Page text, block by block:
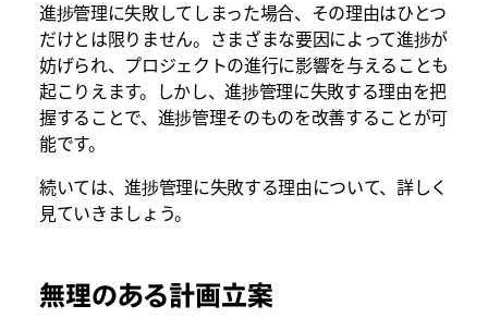
進捗管理に失敗してしまった場合、その理由はひとつ
だけとは限りません。さまざまな要因によって進捗が
妨げられ、プロジェクトの進行に影響を与えることも
起こりえます。しかし、進捗管理に失敗する理由を把
握することで、進捗管理そのものを改善することが可
能です。
続いては、進捗管理に失敗する理由について、詳しく
見ていきましょう。
無理のある計画立案